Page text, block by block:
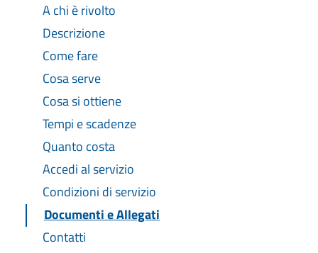
A chi è rivolto
Descrizione
Come fare
Cosa serve
Cosa si ottiene
Tempi e scadenze
Quanto costa
Accedi al servizio
Condizioni di servizio
Documenti e Allegati
Contatti